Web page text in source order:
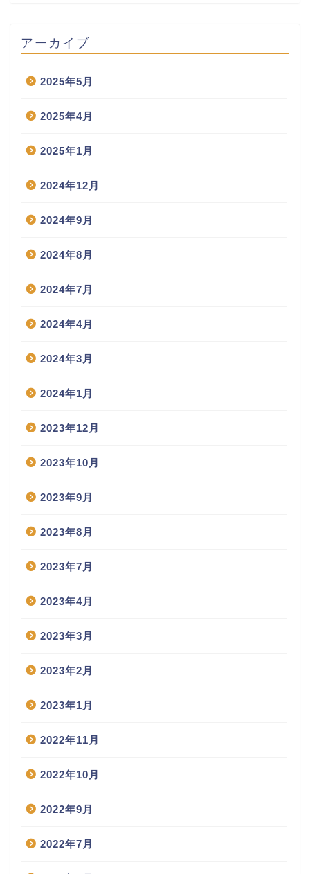
アーカイブ
2025年5月
2025年4月
2025年1月
2024年12月
2024年9月
2024年8月
2024年7月
2024年4月
2024年3月
2024年1月
2023年12月
2023年10月
2023年9月
2023年8月
2023年7月
2023年4月
2023年3月
2023年2月
2023年1月
2022年11月
2022年10月
2022年9月
2022年7月